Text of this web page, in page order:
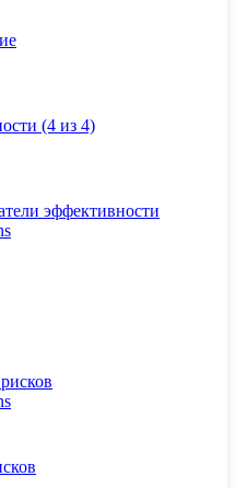
(4 из 4)
эффективности